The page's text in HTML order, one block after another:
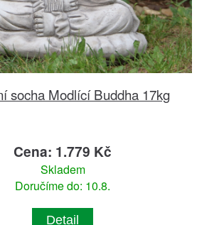
socha Modlící Buddha 17kg
Cena: 1.779 Kč
Skladem
Doručíme do: 10.8.
Detail